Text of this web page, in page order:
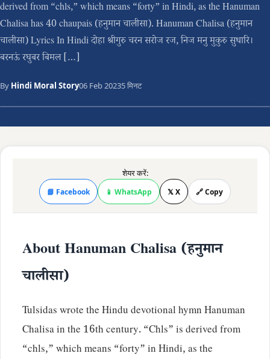
derived from “chls,” which means “forty” in Hindi, as the Hanuman
Chalisa has 40 chaupais (हनुमान चालीसा). Hanuman Chalisa (हनुमान
चालीसा) Lyrics In Hindi दोहा श्रीगुरु चरन सरोज रज, निज मनु मुकुरु सुधारि।
बरनऊं रघुबर बिमल […]
By Hindi Moral Story06 Feb 20235 मिनट
शेयर करें:
📘 Facebook 📱 WhatsApp 𝕏 X 🔗 Copy
About Hanuman Chalisa (हनुमान
चालीसा)
Tulsidas wrote the Hindu devotional hymn Hanuman
Chalisa in the 16th century. “Chls” is derived from
“chls,” which means “forty” in Hindi, as the